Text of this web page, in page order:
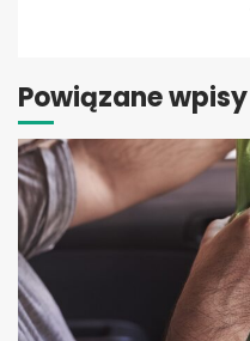
Powiązane wpisy